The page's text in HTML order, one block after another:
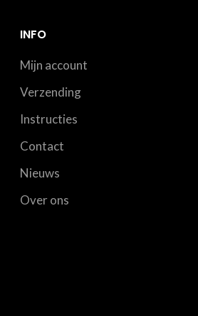
INFO
Mijn account
Verzending
Instructies
Contact
Nieuws
Over ons